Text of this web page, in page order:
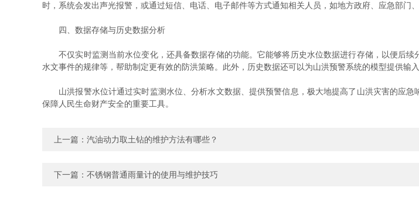
时，系统会发出声光报警，或通过短信、电话、电子邮件等方式通知相关人员，如地方政府、应急部门、
四、数据存储与历史数据分析
不仅实时监测当前水位变化，还具备数据存储的功能。它能够将历史水位数据进行存储，以便后续
水文事件的规律等，帮助制定更有效的防洪策略。此外，历史数据还可以为山洪预警系统的模型提供输
山洪报警水位计通过实时监测水位、分析水文数据、提供预警信息，极大地提高了山洪灾害的应急
保障人民生命财产安全的重要工具。
上一篇： 汽油动力取土钻的维护方法有哪些？
下一篇： 不锈钢普通雨量计的使用与维护技巧